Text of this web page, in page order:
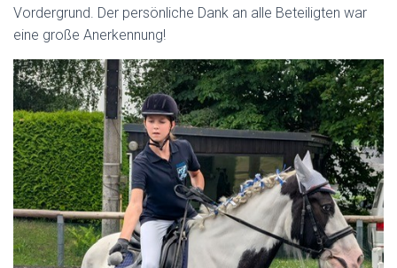
Vordergrund. Der persönliche Dank an alle Beteiligten war
eine große Anerkennung!